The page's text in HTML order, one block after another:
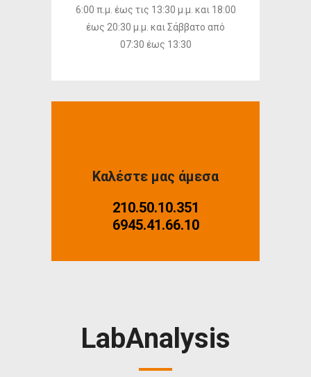
6:00 π.μ. έως τις 13:30 μ.μ. και 18:00
έως 20:30 μ.μ. και Σάββατο από
07:30 έως 13:30
Καλέστε μας άμεσα
210.50.10.351
6945.41.66.10
LabAnalysis